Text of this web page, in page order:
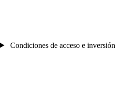
Condiciones de acceso e inversión